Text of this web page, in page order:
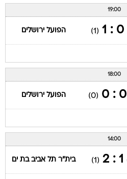
19:00
0 : 1
(1) הפועל ירושלים
18:00
0 : 0
(0) הפועל ירושלים
14:00
1 : 2
(1) בית"ר תל אביב בת ים